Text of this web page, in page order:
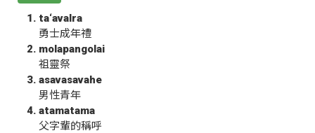
ta‘avalra
勇士成年禮
molapangolai
祖靈祭
asavasavahe
男性青年
atamatama
父字輩的稱呼